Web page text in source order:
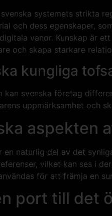
systemets strikta
och dess egenskaper,
vanor. Kunskap är
och skapa starkare
kungliga
svenska företag
uppmärksamhet och
aspekten
naturlig del av det
vilket kan ses i
för att främja en
port till det